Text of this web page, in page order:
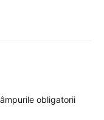
obligatorii